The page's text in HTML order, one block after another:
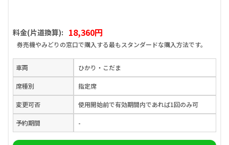
料金(片道換算): 18,360円
券売機やみどりの窓口で購入する最もスタンダードな購入方法です。
車両 ひかり・こだま
席種別 指定席
変更可否 使用開始前で有効期間内であれば1回のみ可
予約期間 -